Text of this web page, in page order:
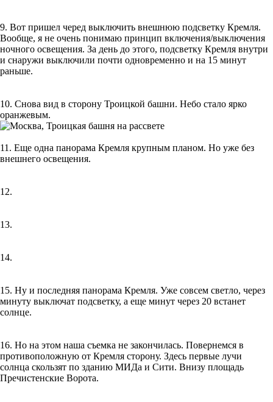
9. Вот пришел черед выключить внешнюю подсветку Кремля.
Вообще, я не очень понимаю принцип включения/выключения
ночного освещения. За день до этого, подсветку Кремля внутри
и снаружи выключили почти одновременно и на 15 минут
раньше.
10. Снова вид в сторону Троицкой башни. Небо стало ярко
оранжевым.
11. Еще одна панорама Кремля крупным планом. Но уже без
внешнего освещения.
12.
13.
14.
15. Ну и последняя панорама Кремля. Уже совсем светло, через
минуту выключат подсветку, а еще минут через 20 встанет
солнце.
16. Но на этом наша съемка не закончилась. Повернемся в
противоположную от Кремля сторону. Здесь первые лучи
солнца скользят по зданию МИДа и Сити. Внизу площадь
Пречистенские Ворота.